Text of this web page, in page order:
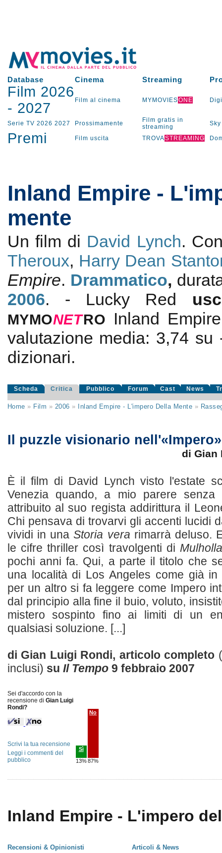
Database Cinema Streaming
Film 2026
- 2027 Film al cinema MYMOVIESONE
Serie TV 2026 2027 Prossimamente
Film gratis in
streaming
Sky
Premi Film uscita TROVASTREAMING
Inland Empire -
mente
Un film di David Lynch.
Theroux, Harry Dean
Empire. Drammatico,
2006. - Lucky Red
MYMONETRO
Inland
valutazione media: 3,74 su
dizionari.
Scheda Critica Pubblico Forum Cast News
Home » Film » 2006 » Inland Empire - L'impero Della Mente »
Il puzzle visionario
di Gian
È il film di David Lynch visto l'estate
Venezia quando, a mio parere
attribuito al suo regista addirittura il
Chi pensava di trovarvi gli accenti lucidi
vividi in unaStoria vera rimarrà deluso.
le cifre thriller così travolgenti di
pochi anni fa. Qui, a parte il titolo che
una località di Los Angeles come già
per un altro si fa leggere come Impero
dal principio alla fine il buio, voluto,
mistero sospinto fino ai limiti di un
qualsiasi soluzione. [...]
di Gian Luigi Rondi, articolo completo
inclusi) su Il Tempo9 febbraio 2007
Sei d'accordo con la
recensione di Gian Luigi
Rondi?
Sì
13%
No
87%
Scrivi la tua recensione
Leggi i commenti del
pubblico
Inland Empire - L'impero
Recensioni & Opinionisti
Articoli & News